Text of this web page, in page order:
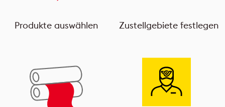
Produkte auswählen Zustellgebiete festlegen